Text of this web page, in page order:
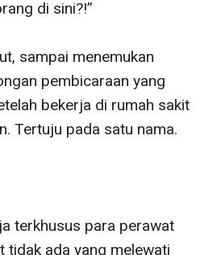
kembali?
Innovel) tanpa seizin